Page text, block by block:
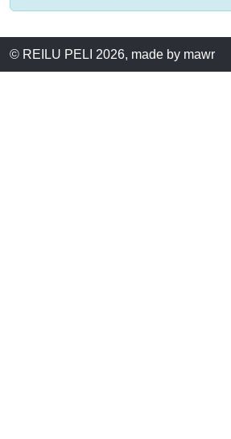
© REILU PELI 2026, made by mawr